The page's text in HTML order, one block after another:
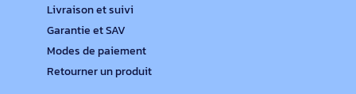
Livraison et suivi
Garantie et SAV
Modes de paiement
Retourner un produit